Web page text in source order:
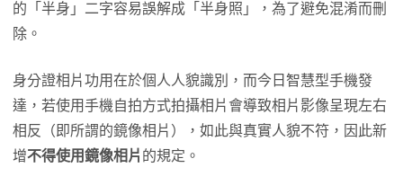
的「半身」二字容易誤解成「半身照」，為了避免混淆而刪
除。
身分證相片功用在於個人人貌識別，而今日智慧型手機發
達，若使用手機自拍方式拍攝相片會導致相片影像呈現左右
相反（即所謂的鏡像相片），如此與真實人貌不符，因此新
增不得使用鏡像相片 的規定。